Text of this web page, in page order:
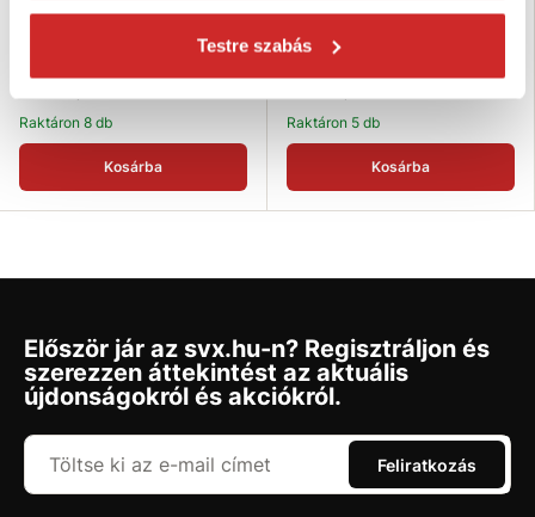
Testre szabás
39 578 Ft
Raktáron 8 db
Kosárba
37 338 Ft
Hosszúság (m): 2,5 m
Raktáron 5 db
Kosárba
Először jár az svx.hu-n? Regisztráljon és
szerezzen áttekintést az aktuális
újdonságokról és akciókról.
Feliratkozás